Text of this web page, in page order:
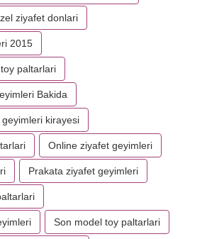
ziyafet donlari
2015
paltarlari
Bakida
kirayesi
Online ziyafet geyimleri
Prakata ziyafet geyimleri
Son model toy paltarlari